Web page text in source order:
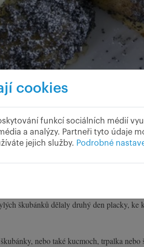
tato sladká, ale v
poctivě a několikrát za
doopravdy zkušenost, brambory musí
mletým mákem, mletými ořechy nebo
škubánků dělaly druhý den placky, ke
nebo také kucmoch, trpalka
cookies
funkcí sociálních médií
a analýzy. Partneři tyto údaje
jejich služby. Podrobné